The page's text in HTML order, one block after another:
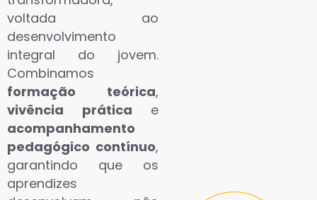
voltada ao
desenvolvimento
integral do jovem.
Combinamos
formação teórica,
vivência prática e
acompanhamento
pedagógico contínuo,
garantindo que os
aprendizes